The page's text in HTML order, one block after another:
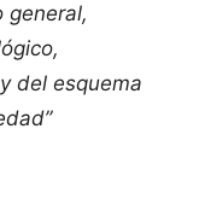
general,
del esquema